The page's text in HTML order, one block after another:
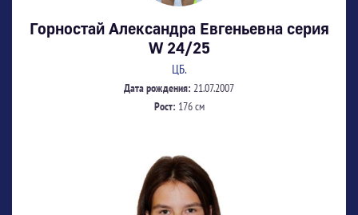
Горностай Александра Евгеньевна серия
W 24/25
ЦБ.
Дата рождения: 21.07.2007
Рост: 176 см